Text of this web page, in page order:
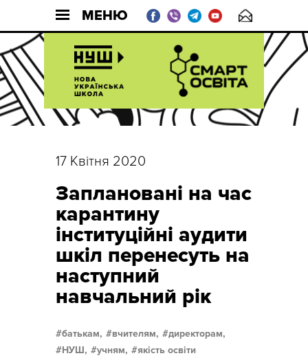
МЕНЮ
17 Квітня 2020
Заплановані на час
карантину
інституційні аудити
шкіл перенесуть на
наступний
навчальний рік
батькам, вчителям,
директорам,
НУШ,
учням, якість освіти